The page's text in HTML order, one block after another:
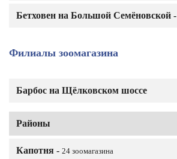
Районы
Капотня - 24 зоомагазина
Бетховен на Большой Семёновской -
Филиалы зоомагазина
Барбос на Щёлковском шоссе